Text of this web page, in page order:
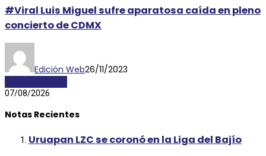
#Viral Luis Miguel sufre aparatosa caída en pleno
concierto de CDMX
Edición Web26/11/2023
07/08/2026
Notas Recientes
Uruapan LZC se coronó en la Liga del Bajío